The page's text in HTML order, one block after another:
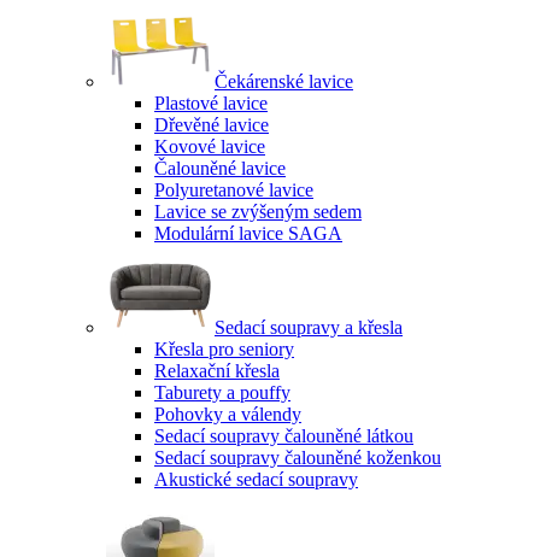
Čekárenské lavice
Plastové lavice
Dřevěné lavice
Kovové lavice
Čalouněné lavice
Polyuretanové lavice
Lavice se zvýšeným sedem
Modulární lavice SAGA
Sedací soupravy a křesla
Křesla pro seniory
Relaxační křesla
Taburety a pouffy
Pohovky a válendy
Sedací soupravy čalouněné látkou
Sedací soupravy čalouněné koženkou
Akustické sedací soupravy